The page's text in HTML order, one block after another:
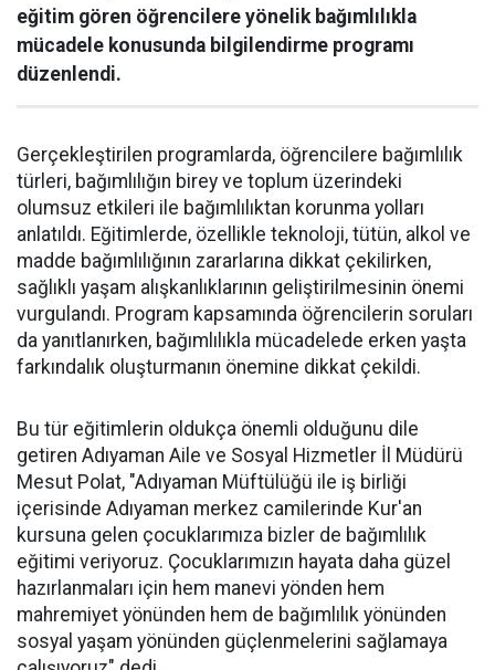
eğitim gören öğrencilere yönelik bağımlılıkla
mücadele konusunda bilgilendirme programı
düzenlendi.
Gerçekleştirilen programlarda, öğrencilere bağımlılık
türleri, bağımlılığın birey ve toplum üzerindeki
olumsuz etkileri ile bağımlılıktan korunma yolları
anlatıldı. Eğitimlerde, özellikle teknoloji, tütün, alkol ve
madde bağımlılığının zararlarına dikkat çekilirken,
sağlıklı yaşam alışkanlıklarının geliştirilmesinin önemi
vurgulandı. Program kapsamında öğrencilerin soruları
da yanıtlanırken, bağımlılıkla mücadelede erken yaşta
farkındalık oluşturmanın önemine dikkat çekildi.
Bu tür eğitimlerin oldukça önemli olduğunu dile
getiren Adıyaman Aile ve Sosyal Hizmetler İl Müdürü
Mesut Polat, "Adıyaman Müftülüğü ile iş birliği
içerisinde Adıyaman merkez camilerinde Kur'an
kursuna gelen çocuklarımıza bizler de bağımlılık
eğitimi veriyoruz. Çocuklarımızın hayata daha güzel
hazırlanmaları için hem manevi yönden hem
mahremiyet yönünden hem de bağımlılık yönünden
sosyal yaşam yönünden güçlenmelerini sağlamaya